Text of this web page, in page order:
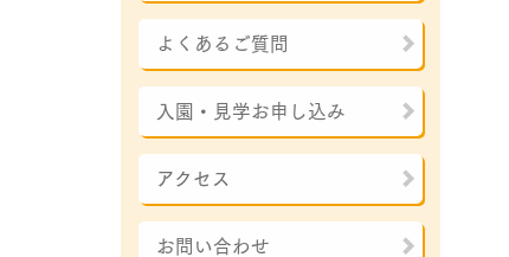
よくあるご質問
入園・見学お申し込み
アクセス
お問い合わせ